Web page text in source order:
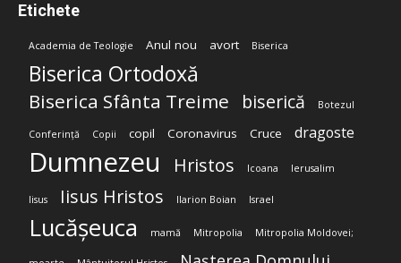
Etichete
Academia de Teologie Anul nou avort Biserica
Biserica Ortodoxă
Biserica Sfânta Treime biserică Botezul
Conferință Copii copil Coronavirus Cruce dragoste
Dumnezeu Hristos Icoana Ierusalim
Iisus Iisus Hristos Ilarion Boian Israel
Lucășeuca mamă Mitropolia Mitropolia Moldovei;